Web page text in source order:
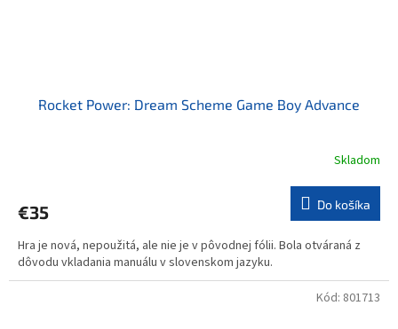
Rocket Power: Dream Scheme Game Boy Advance
Skladom
€35 Do košíka
Hra je nová, nepoužitá, ale nie je v pôvodnej fólii. Bola otváraná z
dôvodu vkladania manuálu v slovenskom jazyku.
Kód: 801713